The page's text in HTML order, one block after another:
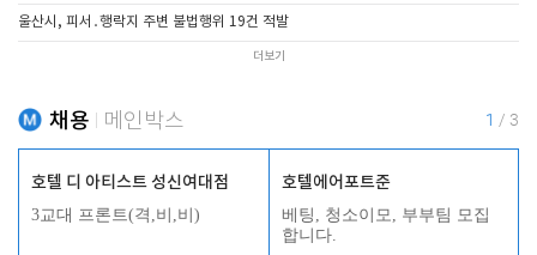
울산시, 피서․행락지 주변 불법행위 19건 적발
더보기
채용 메인박스 1 / 3
호텔 디 아티스트 성신여대점
3교대 프론트(격,비,비)
호텔에어포트준
베팅, 청소이모, 부부팀 모집
합니다.